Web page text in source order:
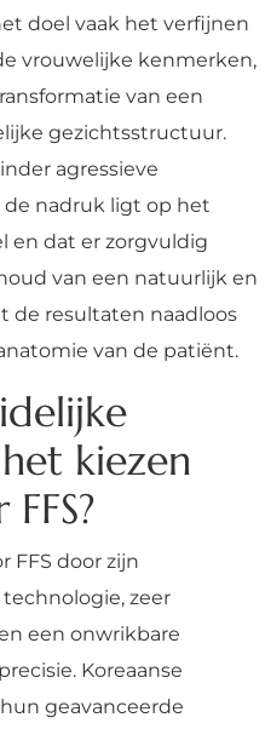
doel vaak het verfijnen
vrouwelijke kenmerken,
van een
gezichtsstructuur.
agressieve
nadruk ligt op het
en dat er zorgvuldig
van een natuurlijk en
de resultaten naadloos
van de patiënt.
kiezen
FFS door zijn
zeer
een onwrikbare
Koreaanse
geavanceerde